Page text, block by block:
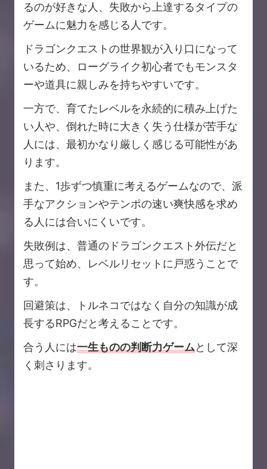
るのが好きな人、失敗から上達するタイプの
ゲームに魅力を感じる人です。
ドラゴンクエストの世界観が入り口になって
いるため、ローグライク初心者でもモンスタ
ーや道具に親しみを持ちやすいです。
一方で、育てたレベルを永続的に積み上げた
い人や、倒れた時に大きく失う仕様が苦手な
人には、最初かなり厳しく感じる可能性があ
ります。
また、1歩ずつ慎重に考えるゲームなので、派
手なアクションやテンポの速い爽快感を求め
る人には合いにくいです。
失敗例は、普通のドラゴンクエスト外伝だと
思って始め、レベルリセットに戸惑うことで
す。
回避策は、トルネコではなく自分の知識が成
長するRPGだと考えることです。
合う人には一生ものの判断力ゲームとして深
く刺さります。